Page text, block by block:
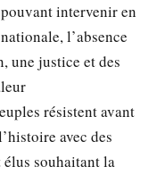
intervenir en
l’absence
une justice et des
résistent avant
avec des
souhaitant la